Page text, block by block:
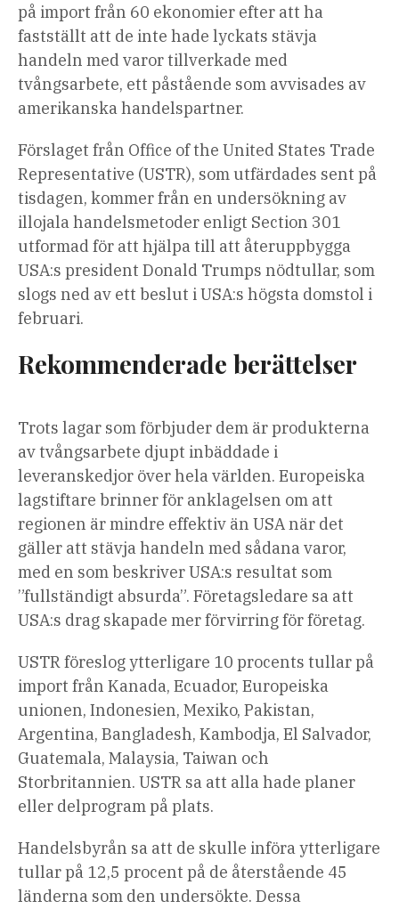
på import från 60 ekonomier efter att ha
fastställt att de inte hade lyckats stävja
handeln med varor tillverkade med
tvångsarbete, ett påstående som avvisades av
amerikanska handelspartner.
Förslaget från Office of the United States Trade
Representative (USTR), som utfärdades sent på
tisdagen, kommer från en undersökning av
illojala handelsmetoder enligt Section 301
utformad för att hjälpa till att återuppbygga
USA:s president Donald Trumps nödtullar, som
slogs ned av ett beslut i USA:s högsta domstol i
februari.
Rekommenderade berättelser
med
4
artiklar
av
listan
Trots lagar som förbjuder dem är produkterna
av tvångsarbete djupt inbäddade i
leveranskedjor över hela världen. Europeiska
lagstiftare brinner för anklagelsen om att
regionen är mindre effektiv än USA när det
gäller att stävja handeln med sådana varor,
med en som beskriver USA:s resultat som
”fullständigt absurda”. Företagsledare sa att
USA:s drag skapade mer förvirring för företag.
USTR föreslog ytterligare 10 procents tullar på
import från Kanada, Ecuador, Europeiska
unionen, Indonesien, Mexiko, Pakistan,
Argentina, Bangladesh, Kambodja, El Salvador,
Guatemala, Malaysia, Taiwan och
Storbritannien. USTR sa att alla hade planer
eller delprogram på plats.
Handelsbyrån sa att de skulle införa ytterligare
tullar på 12,5 procent på de återstående 45
länderna som den undersökte. Dessa